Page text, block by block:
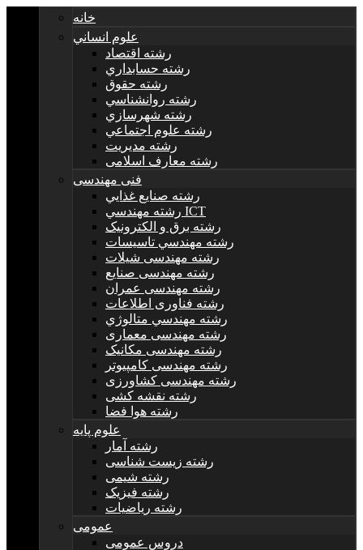
خانه
علوم انساني
رشته اقتصاد
رشته حسابداري
رشته حقوق
رشته روانشناسي
رشته شهرسازي
رشته علوم اجتماعي
رشته مديريت
رشته معارف اسلامی
فنی مهندسی
رشته صنايع غذايي
رشته مهندسي ICT
رشته برق و الکترونيک
رشته مهندسي تاسيسات
رشته مهندسی شیلات
رشته مهندسی صنایع
رشته مهندسی عمران
رشته فناوری اطلاعات
رشته مهندسي متالوژي
رشته مهندسی معماری
رشته مهندسی مکانیک
رشته مهندسی کامپیوتر
رشته مهندسی کشاورزی
رشته نقشه کشی
رشته هوا فضا
علوم پایه
رشته آمار
رشته زیست شناسی
رشته شیمی
رشته فیزیک
رشته ریاضیات
عمومی
دروس عمومی